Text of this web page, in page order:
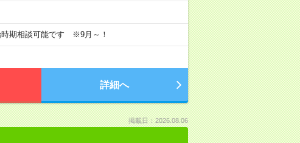
期相談可能です ※9月～！
詳細へ
掲載日：2026.08.06